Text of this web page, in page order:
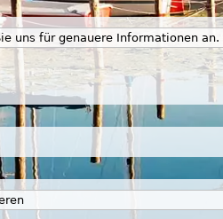
uns für genauere Informationen an.